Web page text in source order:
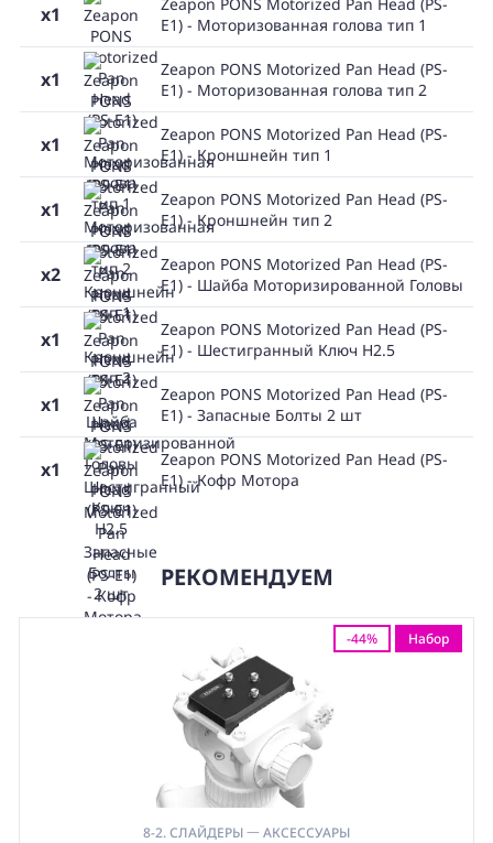
x1
E1) - Моторизованная голова тип 1
x1
Zeapon PONS Motorized Pan Head (PS-
E1) - Моторизованная голова тип 2
x1
Zeapon PONS Motorized Pan Head (PS-
E1) - Кроншнейн тип 1
x1
Zeapon PONS Motorized Pan Head (PS-
E1) - Кроншнейн тип 2
x2
Zeapon PONS Motorized Pan Head (PS-
E1) - Шайба Моторизированной Головы
x1
Zeapon PONS Motorized Pan Head (PS-
E1) - Шестигранный Ключ H2.5
x1
Zeapon PONS Motorized Pan Head (PS-
E1) - Запасные Болты 2 шт
x1
Zeapon PONS Motorized Pan Head (PS-
E1) - Кофр Мотора
РЕКОМЕНДУЕМ
-44% Набор
8-2. СЛАЙДЕРЫ 一 АКСЕССУАРЫ